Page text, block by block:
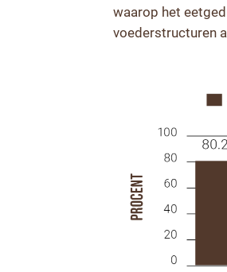
waarop het
voederstructuren